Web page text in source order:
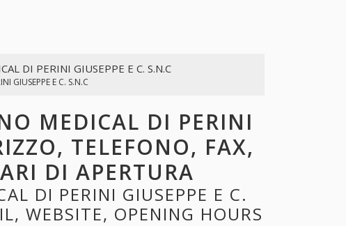
DI PERINI GIUSEPPE E C. S.N.C
GIUSEPPE E C. S.N.C
MEDICAL DI PERINI
TELEFONO, FAX,
DI APERTURA
DI PERINI GIUSEPPE E C.
WEBSITE, OPENING HOURS